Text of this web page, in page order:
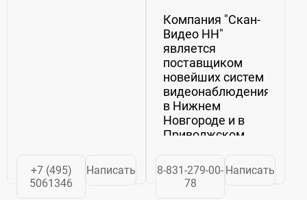
+7 (495)
5061346
Написать
Компания "Скан-
Видео НН"
является
поставщиком
новейших систем
видеонаблюдения
в Нижнем
Новгороде и в
Приволжском
предлагаем
нашим клиентам
и партнерам
8-831-279-00-
78
Написать